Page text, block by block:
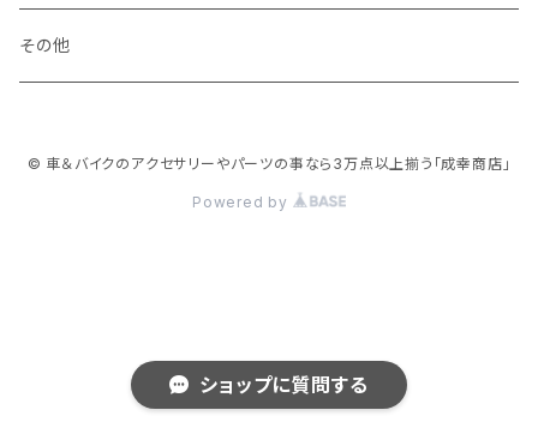
ショップに質問する
ミラー
その他
© 車＆バイクのアクセサリーやパーツの事なら3万点以上揃う「成幸商店」
Powered by